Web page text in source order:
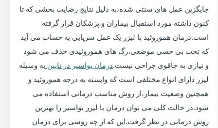
جایگزین عمل های سنتی شده،به دلیل نتایج رضایت بخشی که تا
کنون داشته مورد استقبال بیماران و پزشکان قرار گرفته
است.درمان هموروئید با لیزر یک عمل سرپایی به حساب می آید
که تحت بی حسی موضعی،رگ های هموروئیدی حذف می شود
و نیازی به چاقوی جراحی نیست.درمان بواسیر در نایین به وسیله
لیزر دارای انواع مختلفی است که وابسته به درجه هموروئید و
همچنین وضعیت بیمار،از روش مناسب درمانی استفاده می
شود.در حالت کلی می توان درمان با لیزر بواسیر را بهترین
روش درمانی در نظر گرفت.این که از چه روشی برای درمان